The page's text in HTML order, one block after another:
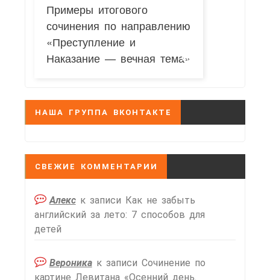
Примеры итогового
сочинения по направлению
«Преступление и
Наказание — вечная тема»
НАША ГРУППА ВКОНТАКТЕ
СВЕЖИЕ КОММЕНТАРИИ
Алекск записи Как не забыть
английский за лето: 7 способов для
детей
Вероникак записи Сочинение по
картине Левитана «Осенний день.